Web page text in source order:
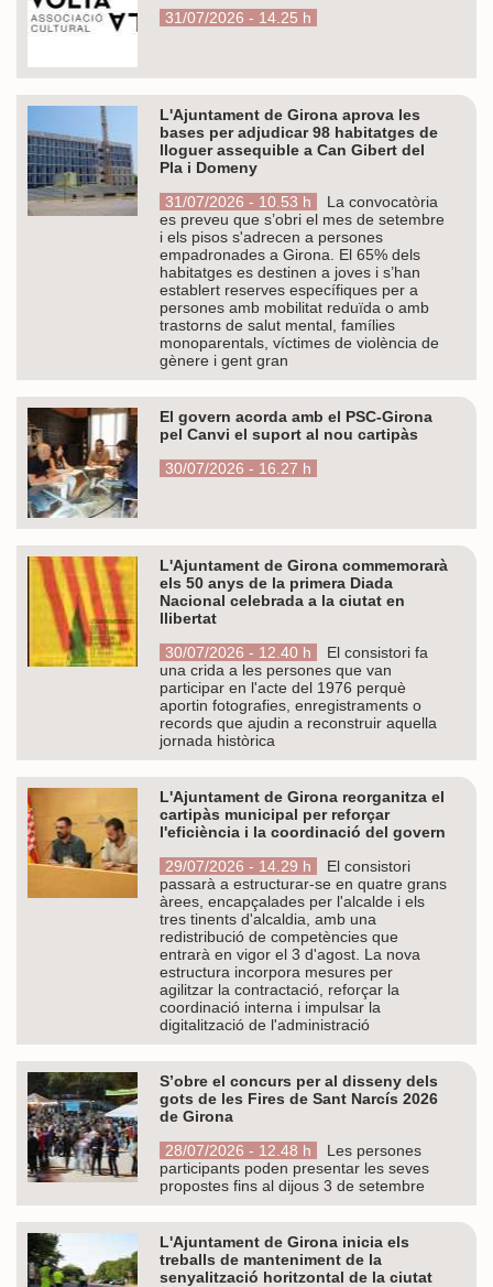
31/07/2026 - 14.25 h
L'Ajuntament de Girona aprova les
bases per adjudicar 98 habitatges de
lloguer assequible a Can Gibert del
Pla i Domeny
31/07/2026 - 10.53 h
La convocatòria
es preveu que s’obri el mes de setembre
i els pisos s'adrecen a persones
empadronades a Girona. El 65% dels
habitatges es destinen a joves i s’han
establert reserves específiques per a
persones amb mobilitat reduïda o amb
trastorns de salut mental, famílies
monoparentals, víctimes de violència de
gènere i gent gran
El govern acorda amb el PSC-Girona
pel Canvi el suport al nou cartipàs
30/07/2026 - 16.27 h
L'Ajuntament de Girona commemorarà
els 50 anys de la primera Diada
Nacional celebrada a la ciutat en
llibertat
30/07/2026 - 12.40 h
El consistori fa
una crida a les persones que van
participar en l'acte del 1976 perquè
aportin fotografies, enregistraments o
records que ajudin a reconstruir aquella
jornada històrica
L'Ajuntament de Girona reorganitza el
cartipàs municipal per reforçar
l'eficiència i la coordinació del govern
29/07/2026 - 14.29 h
El consistori
passarà a estructurar-se en quatre grans
àrees, encapçalades per l'alcalde i els
tres tinents d'alcaldia, amb una
redistribució de competències que
entrarà en vigor el 3 d'agost. La nova
estructura incorpora mesures per
agilitzar la contractació, reforçar la
coordinació interna i impulsar la
digitalització de l'administració
S’obre el concurs per al disseny dels
gots de les Fires de Sant Narcís 2026
de Girona
28/07/2026 - 12.48 h
Les persones
participants poden presentar les seves
propostes fins al dijous 3 de setembre
L'Ajuntament de Girona inicia els
treballs de manteniment de la
senyalització horitzontal de la ciutat